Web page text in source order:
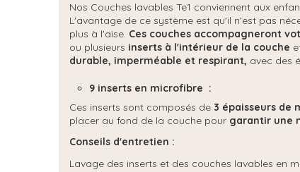
Nos Couches lavables Te1 conviennent aux
L'avantage de ce système est qu'il n'est pas
plus à l'aise. Ces couches accompagneront
ou plusieurs inserts à l'intérieur de la couche
durable, imperméable et respirant, avec des
9 inserts en microfibre :
Ces inserts sont composés de3 épaisseurs de
placer au fond de la couche pour garantir une
Conseils d'entretien :
Lavage des inserts et des couches lavables en